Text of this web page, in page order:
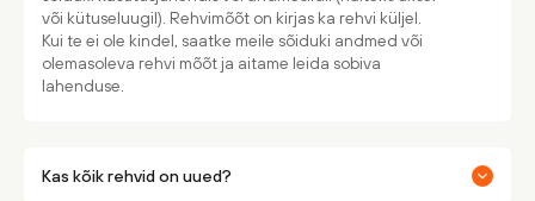
või kütuseluugil). Rehvimõõt on kirjas ka rehvi küljel.
Kui te ei ole kindel, saatke meile sõiduki andmed või
olemasoleva rehvi mõõt ja aitame leida sobiva
lahenduse.
Kas kõik rehvid on uued?